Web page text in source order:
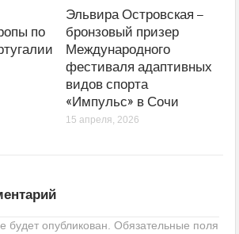
по
Эльвира Островская –
бронзовый призер
Международного
фестиваля адаптивных
видов спорта
«Импульс» в Сочи
15 апреля, 2026
опубликован. Обязательные поля